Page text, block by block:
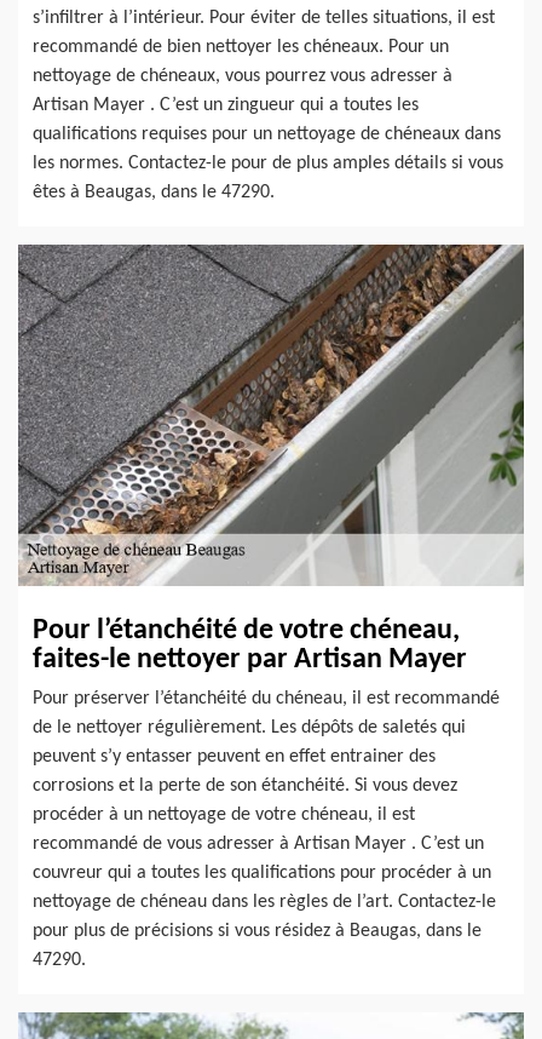
s’infiltrer à l’intérieur. Pour éviter de telles situations, il est
recommandé de bien nettoyer les chéneaux. Pour un
nettoyage de chéneaux, vous pourrez vous adresser à
Artisan Mayer . C’est un zingueur qui a toutes les
qualifications requises pour un nettoyage de chéneaux dans
les normes. Contactez-le pour de plus amples détails si vous
êtes à Beaugas, dans le 47290.
Pour l’étanchéité de votre chéneau,
faites-le nettoyer par Artisan Mayer
Pour préserver l’étanchéité du chéneau, il est recommandé
de le nettoyer régulièrement. Les dépôts de saletés qui
peuvent s’y entasser peuvent en effet entrainer des
corrosions et la perte de son étanchéité. Si vous devez
procéder à un nettoyage de votre chéneau, il est
recommandé de vous adresser à Artisan Mayer . C’est un
couvreur qui a toutes les qualifications pour procéder à un
nettoyage de chéneau dans les règles de l’art. Contactez-le
pour plus de précisions si vous résidez à Beaugas, dans le
47290.